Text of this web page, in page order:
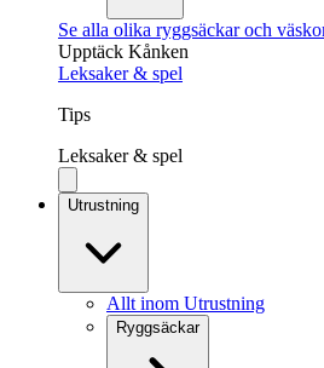
Se alla olika ryggsäckar och
Upptäck Kånken
Leksaker & spel
Tips
Leksaker & spel
Utrustning
Allt inom Utrustning
Ryggsäckar